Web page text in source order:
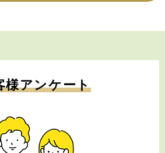
様アンケート